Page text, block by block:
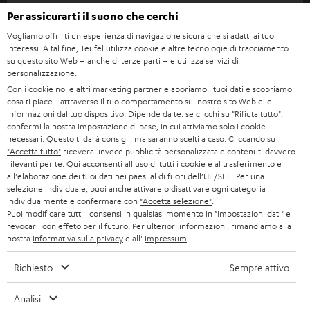
w
s
l
e
t
t
e
r
SMART HOME
BLUETOOTH
CUFFIE
CUFFIE BLUETOOTH
SET STEREO
ALTOPARLANTE
ULTIMA
CUFFIE IN-EAR
FANSHOP
CARRIERA
STAMPA
B2B
BLOG
NEWSLETTER
NEGOZI
VANTAGGI TEUFEL
LA NOSTRA STORIA
GERMANIA
AUSTRIA
SVIZZERA
PAESI BASSI
BELGIO
FRANCIA
POLONIA
Per assicurarti il suono che cerchi
Vogliamo offrirti un'esperienza di navigazione sicura che si adatti ai tuoi
interessi. A tal fine, Teufel utilizza cookie e altre tecnologie di tracciamento
su questo sito Web – anche di terze parti – e utilizza servizi di
personalizzazione.
Con i cookie noi e altri marketing partner elaboriamo i tuoi dati e scopriamo
cosa ti piace - attraverso il tuo comportamento sul nostro sito Web e le
informazioni dal tuo dispositivo. Dipende da te: se clicchi su "Rifiuta tutto"
confermi la nostra impostazione di base, in cui attiviamo solo i cookie
necessari. Questo ti darà consigli, ma saranno scelti a caso. Cliccando su
"Accetta tutto" riceverai invece pubblicità personalizzata e contenuti davvero
rilevanti per te. Qui acconsenti all'uso di tutti i cookie e al trasferimento e
all'elaborazione dei tuoi dati nei paesi al di fuori dell’UE/SEE. Per una
selezione individuale, puoi anche attivare o disattivare ogni categoria
individualmente e confermare con "Accetta selezione"
Puoi modificare tutti i consensi in qualsiasi momento in "Impostazioni dati" e
revocarli con effeto per il futuro. Per ulteriori informazioni, rimandiamo alla
nostra informativa sulla privacye all' impressum
Richiesto Sempre attivo
Analisi